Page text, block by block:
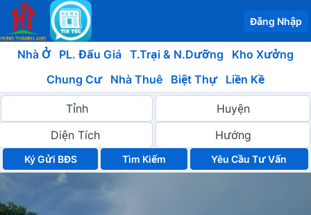
Đăng Nhập
Nhà Ở PL. Đấu Giá T.Trại & N.Dưỡng
Kho Xưởng
Chung Cư
Nhà Thuê Biệt Thự Liền Kề
Ký Gửi BĐS Yêu Cầu Tư Vấn